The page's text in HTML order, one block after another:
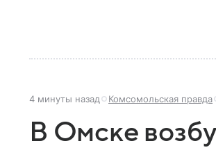
4 минуты назад Комсомольская правда
В Омске